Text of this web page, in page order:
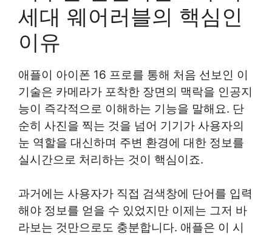
세대 웨어러블의 핵심인
이유
애플이 아이폰 16 프로를 통해 처음 선보인 이
기술은 카메라가 포착한 장면의 맥락을 인공지
능이 즉각적으로 이해하는 기능을 말해요. 단
순히 사진을 찍는 것을 넘어 기기가 사용자의
눈 역할을 대신하며 주변 환경에 대한 정보를
실시간으로 처리하는 것이 핵심이죠.
과거에는 사용자가 직접 검색창에 단어를 입력
해야 정보를 얻을 수 있었지만 이제는 그저 바
라보는 것만으로도 충분합니다. 애플은 이 시